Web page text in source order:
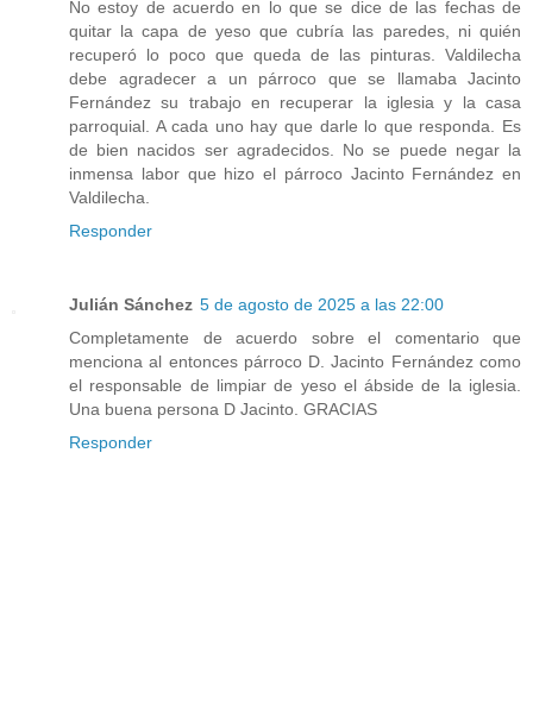
No estoy de acuerdo en lo que se dice de las fechas de
quitar la capa de yeso que cubría las paredes, ni quién
recuperó lo poco que queda de las pinturas. Valdilecha
debe agradecer a un párroco que se llamaba Jacinto
Fernández su trabajo en recuperar la iglesia y la casa
parroquial. A cada uno hay que darle lo que responda. Es
de bien nacidos ser agradecidos. No se puede negar la
inmensa labor que hizo el párroco Jacinto Fernández en
Valdilecha.
Responder
Julián Sánchez 5 de agosto de 2025 a las 22:00
Completamente de acuerdo sobre el comentario que
menciona al entonces párroco D. Jacinto Fernández como
el responsable de limpiar de yeso el ábside de la iglesia.
Una buena persona D Jacinto. GRACIAS
Responder